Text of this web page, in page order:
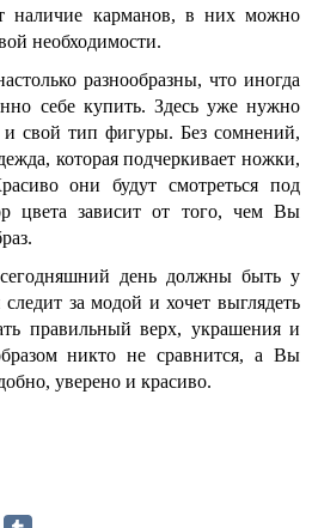
наличие карманов, в них можно
необходимости.
разнообразны, что иногда
себе купить. Здесь уже нужно
и свой тип фигуры. Без сомнений,
которая подчеркивает ножки,
они будут смотреться под
цвета зависит от того, чем Вы
день должны быть у
за модой и хочет выглядеть
правильный верх, украшения и
никто не сравнится, а Вы
уверено и красиво.